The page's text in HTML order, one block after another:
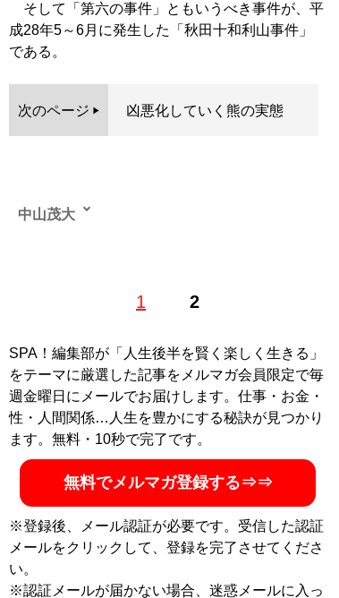
そして「第六の事件」ともいうべき事件が、平
成28年5～6月に発生した「秋田十和利山事件」
である。
次のページ 凶悪化していく熊の実態
1 2
中山茂大
道出身。上智大学文学部卒。主な著書「
社）、「田舎暮らし始めました」（LINE文庫）など。
「渓流」（つり人社）にて砂金掘りの記事を、「ノース
アングラーズ」（つり人社）にて「ヒグマ110番」を連
載中
記事一覧へ
SPA！編集部が「人生後半を賢く楽しく生きる」
をテーマに厳選した記事をメルマガ会員限定で毎
週金曜日にメールでお届けします。仕事・お金・
性・人間関係…人生を豊かにする秘訣が見つかり
ます。無料・10秒で完了です。
無料でメルマガ登録する⇒⇒
※登録後、メール認証が必要です。受信した認証
メールをクリックして、登録を完了させてくださ
い。
※認証メールが届かない場合、迷惑メールに入っ